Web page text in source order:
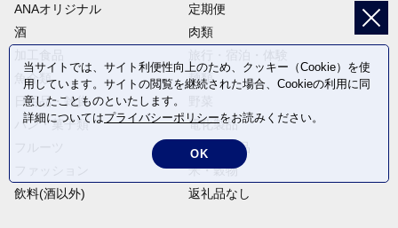
ANAオリジナル
定期便
酒
肉類
魚介類
麺類
日用品・雑貨
パン・菓子類
電化製品
卵・乳製品
米・穀物
飲料(酒以外)
返礼品なし
当サイトでは、サイト利便性向上のため、クッキー（Cookie）を使
用しています。サイトの閲覧を継続された場合、Cookieの利用に同
意したことものといたします。
詳細についてはプライバシーポリシーをお読みください。
OK